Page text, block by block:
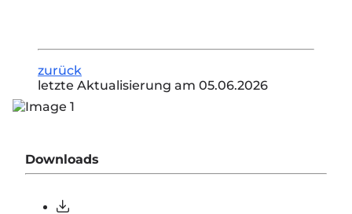
zurück
letzte Aktualisierung am 05.06.2026
Downloads